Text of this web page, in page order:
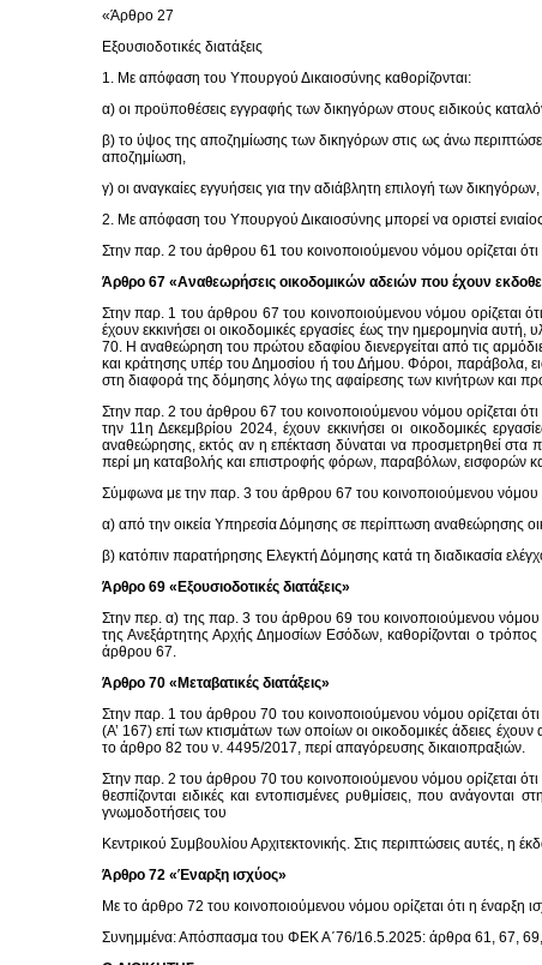
«Άρθρο 27
Εξουσιοδοτικές διατάξεις
1. Με απόφαση του Υπουργού Δικαιοσύνης καθορίζονται:
α) οι προϋποθέσεις εγγραφής των δικηγόρων στους ειδικούς
β) το ύψος της αποζημίωσης των δικηγόρων στις ως άνω
αποζημίωση,
γ) οι αναγκαίες εγγυήσεις για την αδιάβλητη επιλογή των
2. Με απόφαση του Υπουργού Δικαιοσύνης μπορεί να οριστεί
Στην παρ. 2 του άρθρου 61 του κοινοποιούμενου νόμου ορίζεται
Άρθρο 67 «Αναθεωρήσεις οικοδομικών αδειών που έχουν
Στην παρ. 1 του άρθρου 67 του κοινοποιούμενου νόμου ορίζεται
έχουν εκκινήσει οι οικοδομικές εργασίες έως την ημερομηνία
70. Η αναθεώρηση του πρώτου εδαφίου διενεργείται από τις
και κράτησης υπέρ του Δημοσίου ή του Δήμου. Φόροι, παράβολα,
στη διαφορά της δόμησης λόγω της αφαίρεσης των κινήτρων και
Στην παρ. 2 του άρθρου 67 του κοινοποιούμενου νόμου ορίζεται
την 11η Δεκεμβρίου 2024, έχουν εκκινήσει οι οικοδομικές
αναθεώρησης, εκτός αν η επέκταση δύναται να προσμετρηθεί στα
περί μη καταβολής και επιστροφής φόρων, παραβόλων, εισφορών
Σύμφωνα με την παρ. 3 του άρθρου 67 του κοινοποιούμενου νόμου
α) από την οικεία Υπηρεσία Δόμησης σε περίπτωση αναθεώρησης
β) κατόπιν παρατήρησης Ελεγκτή Δόμησης κατά τη διαδικασία
Άρθρο 69 «Εξουσιοδοτικές διατάξεις»
Στην περ. α) της παρ. 3 του άρθρου 69 του κοινοποιούμενου νόμου
της Ανεξάρτητης Αρχής Δημοσίων Εσόδων, καθορίζονται ο
άρθρου 67.
Άρθρο 70 «Μεταβατικές διατάξεις»
Στην παρ. 1 του άρθρου 70 του κοινοποιούμενου νόμου ορίζεται
(Α’ 167) επί των κτισμάτων των οποίων οι οικοδομικές άδειες
το άρθρο 82 του ν. 4495/2017, περί απαγόρευσης δικαιοπραξιών.
Στην παρ. 2 του άρθρου 70 του κοινοποιούμενου νόμου ορίζεται
θεσπίζονται ειδικές και εντοπισμένες ρυθμίσεις, που
γνωμοδοτήσεις του
Κεντρικού Συμβουλίου Αρχιτεκτονικής. Στις περιπτώσεις αυτές,
Άρθρο 72 «Έναρξη ισχύος»
Με το άρθρο 72 του κοινοποιούμενου νόμου ορίζεται ότι η έναρξη
Συνημμένα: Απόσπασμα του ΦΕΚ Α΄76/16.5.2025: άρθρα 61, 67, 69,